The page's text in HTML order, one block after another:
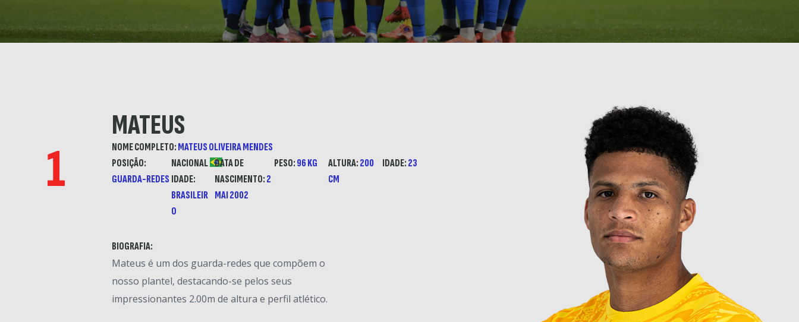
1
MATEUS
NOME COMPLETO:MATEUS OLIVEIRA MENDES
POSIÇÃO:
GUARDA-REDES
NACIONAL
IDADE:
BRASILEIR
O
DATA DE
NASCIMENTO:2
MAI 2002
PESO:96 KG ALTURA:200
CM
IDADE:23
BIOGRAFIA:
Mateus é um dos guarda-redes que compõem o
nosso plantel, destacando-se pelos seus
impressionantes 2.00m de altura e perfil atlético.